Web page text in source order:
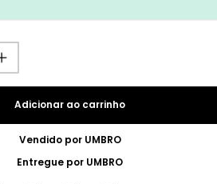
Adicionar ao carrinho
Vendido por UMBRO
Entregue por UMBRO